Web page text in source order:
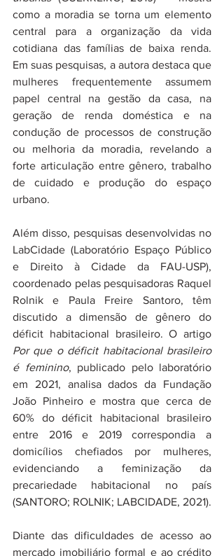
como a moradia se torna um elemento
central para a organização da vida
cotidiana das famílias de baixa renda.
Em suas pesquisas, a autora destaca que
mulheres frequentemente assumem
papel central na gestão da casa, na
geração de renda doméstica e na
condução de processos de construção
ou melhoria da moradia, revelando a
forte articulação entre gênero, trabalho
de cuidado e produção do espaço
urbano.
Além disso, pesquisas desenvolvidas no
LabCidade (Laboratório Espaço Público
e Direito à Cidade da FAU-USP),
coordenado pelas pesquisadoras Raquel
Rolnik e Paula Freire Santoro, têm
discutido a dimensão de gênero do
Por que o déficit habitacional brasileiro
é feminino, publicado pelo laboratório
em 2021, analisa dados da Fundação
João Pinheiro e mostra que cerca de
60% do déficit habitacional brasileiro
entre 2016 e 2019 correspondia a
domicílios chefiados por mulheres,
evidenciando a feminização da
precariedade habitacional no país
(SANTORO; ROLNIK; LABCIDADE, 2021).
Diante das dificuldades de acesso ao
mercado imobiliário formal e ao crédito